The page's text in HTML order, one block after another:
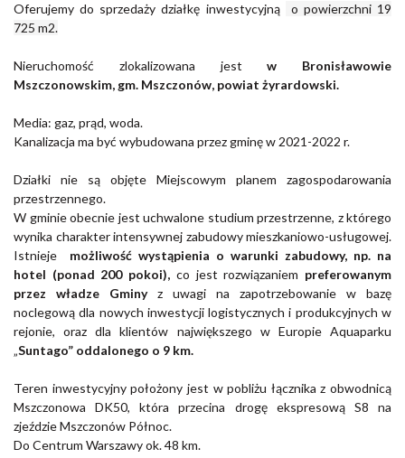
Oferujemy do sprzedaży działkę inwestycyjną
o powierzchni 19
725 m2.
Nieruchomość zlokalizowana jestw Bronisławowie
Mszczonowskim, gm. Mszczonów, powiat żyrardowski.
Media: gaz, prąd, woda.
Kanalizacja ma być wybudowana przez gminę w 2021-2022 r.
Działki nie są objęte Miejscowym planem zagospodarowania
przestrzennego.
W gminie obecnie jest uchwalone studium przestrzenne, z którego
wynika charakter intensywnej zabudowy mieszkaniowo-usługowej.
Istnieje możliwość wystąpienia o warunki zabudowy, np. na
hotel (ponad 200 pokoi), co jest rozwiązaniem preferowanym
przez władze Gminy z uwagi na zapotrzebowanie w bazę
noclegową dla nowych inwestycji logistycznych i produkcyjnych w
rejonie, oraz dla klientów największego w Europie Aquaparku
„Suntago” oddalonego o 9 km.
Teren inwestycyjny położony jest w pobliżu łącznika z obwodnicą
Mszczonowa DK50, która przecina drogę ekspresową S8 na
zjeździe Mszczonów Północ.
Do Centrum Warszawy ok. 48 km.